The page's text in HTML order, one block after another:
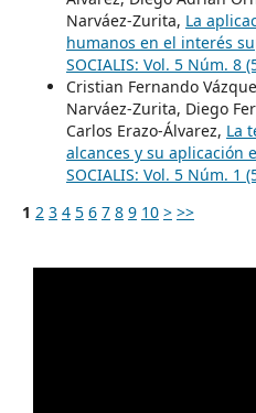
Narváez-Zurita, La
humanos en el interés
SOCIALIS: Vol. 5 Núm. 8
Cristian Fernando
Narváez-Zurita, Diego
Carlos Erazo-Álvarez, La
alcances y su aplicación
SOCIALIS: Vol. 5 Núm. 1
1 2 3 4 5 6 7 8 9 10 > >>